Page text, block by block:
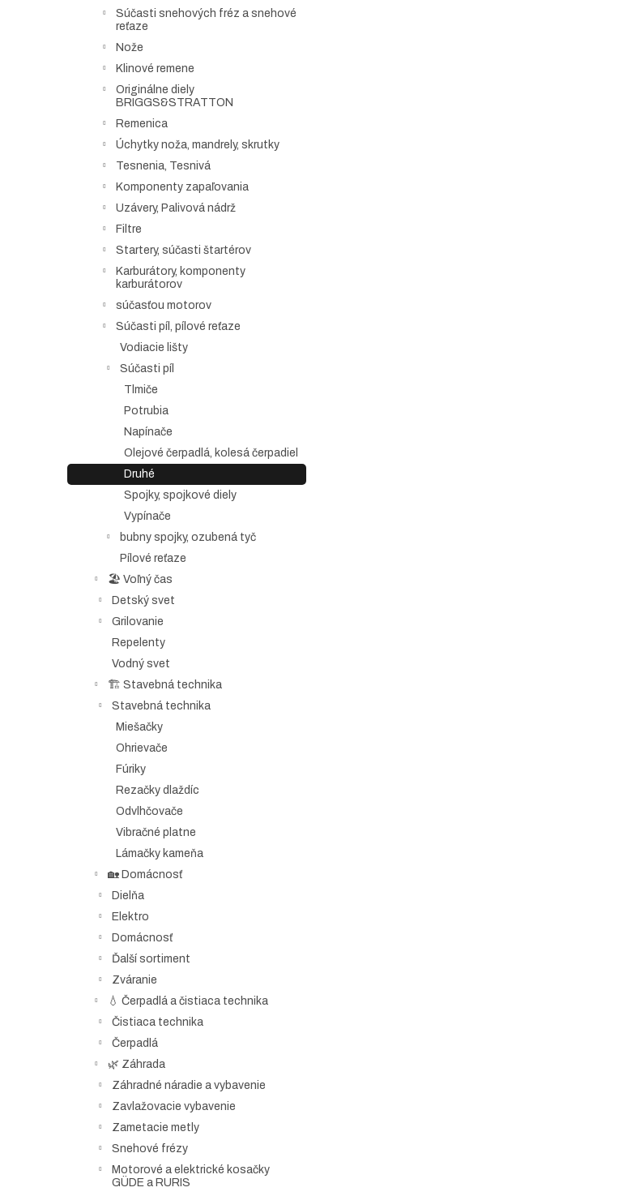
Súčasti snehových fréz a snehové
reťaze
Nože
Klinové remene
Originálne diely
BRIGGS&STRATTON
Remenica
Úchytky noža, mandrely, skrutky
Tesnenia, Tesnivá
Komponenty zapaľovania
Uzávery, Palivová nádrž
Filtre
Startery, súčasti štartérov
Karburátory, komponenty
karburátorov
súčasťou motorov
Súčasti píl, pílové reťaze
Vodiacie lišty
Súčasti píl
Tlmiče
Potrubia
Napínače
Olejové čerpadlá, kolesá čerpadiel
Druhé
Spojky, spojkové diely
Vypínače
bubny spojky, ozubená tyč
Pílové reťaze
🏖️ Voľný čas
Detský svet
Grilovanie
Repelenty
Vodný svet
🏗️ Stavebná technika
Stavebná technika
Miešačky
Ohrievače
Fúriky
Rezačky dlaždíc
Odvlhčovače
Vibračné platne
Lámačky kameňa
🏡 Domácnosť
Dielňa
Elektro
Domácnosť
Ďalší sortiment
Zváranie
💧 Čerpadlá a čistiaca technika
Čistiaca technika
Čerpadlá
🌿 Záhrada
Záhradné náradie a vybavenie
Zavlažovacie vybavenie
Zametacie metly
Snehové frézy
Motorové a elektrické kosačky
GÜDE a RURIS